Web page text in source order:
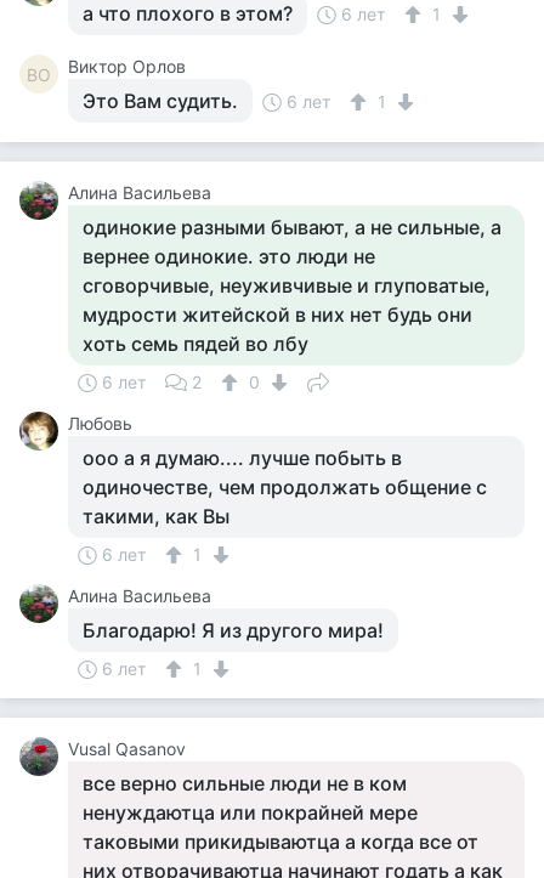
а что плохого в этом? 6 лет 1
ВО Виктор Орлов
Это Вам судить. 6 лет 1
Алина Васильева
одинокие разными бывают, а не сильные, а
вернее одинокие. это люди не
сговорчивые, неуживчивые и глуповатые,
мудрости житейской в них нет будь они
хоть семь пядей во лбу
6 лет 2
0
Любовь
ооо а я думаю.... лучше побыть в
одиночестве, чем продолжать общение с
такими, как Вы
6 лет
1
Алина Васильева
Благодарю! Я из другого мира!
6 лет 1
Vusal Qasanov
все верно сильные люди не в ком
ненуждаютца или покрайней мере
таковыми прикидываютца а когда все от
них отворачиваютца начинают годать а как